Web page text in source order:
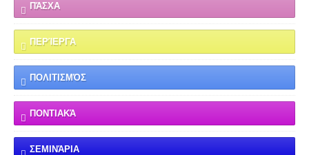
ΠΆΣΧΑ
ΠΕΡΊΕΡΓΑ
ΠΟΛΙΤΙΣΜΌΣ
ΠΟΝΤΙΑΚΆ
ΣΕΜΙΝΆΡΙΑ